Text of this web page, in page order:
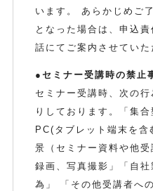
います。 あらかじめご
となった場合は、申込
話にてご案内させていた
●セミナー受講時の禁止
セミナー受講時、次の
りしております。「集
PC(タブレット端末を
景（セミナー資料や他受
録画、写真撮影」「自
為」 「その他受講者へ